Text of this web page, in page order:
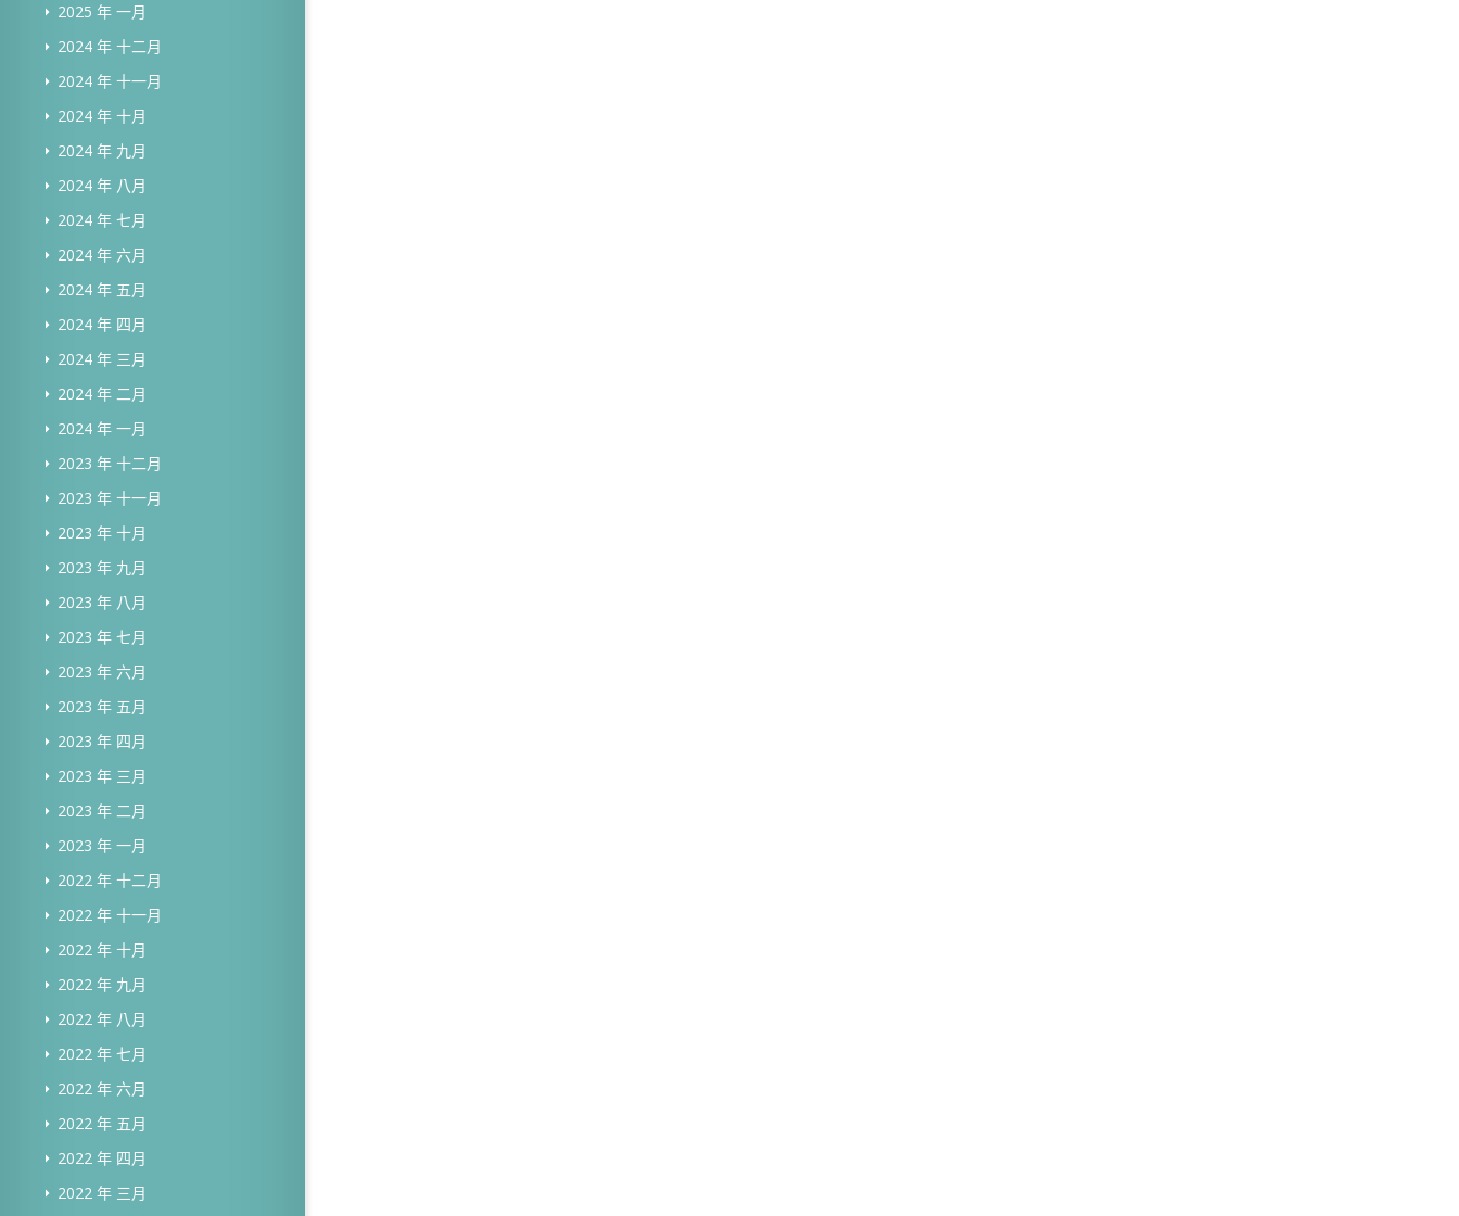
2025 年 一月
2024 年 十二月
2024 年 十一月
2024 年 十月
2024 年 九月
2024 年 八月
2024 年 七月
2024 年 六月
2024 年 五月
2024 年 四月
2024 年 三月
2024 年 二月
2024 年 一月
2023 年 十二月
2023 年 十一月
2023 年 十月
2023 年 九月
2023 年 八月
2023 年 七月
2023 年 六月
2023 年 五月
2023 年 四月
2023 年 三月
2023 年 二月
2023 年 一月
2022 年 十二月
2022 年 十一月
2022 年 十月
2022 年 九月
2022 年 八月
2022 年 七月
2022 年 六月
2022 年 五月
2022 年 四月
2022 年 三月